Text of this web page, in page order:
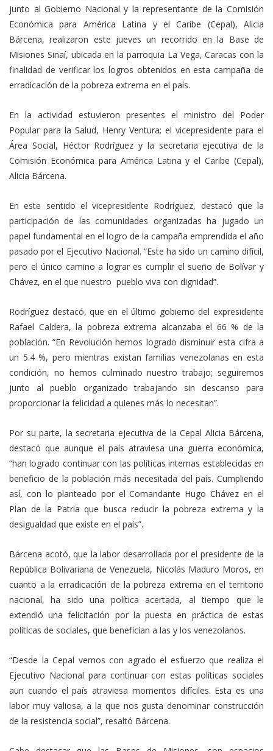
junto al Gobierno Nacional y la representante de la Comisión
Económica para América Latina y el Caribe (Cepal), Alicia
Bárcena, realizaron este jueves un recorrido en la Base de
Misiones Sinaí, ubicada en la parroquia La Vega, Caracas con la
finalidad de verificar los logros obtenidos en esta campaña de
erradicación de la pobreza extrema en el país.
En la actividad estuvieron presentes el ministro del Poder
Popular para la Salud, Henry Ventura; el vicepresidente para el
Área Social, Héctor Rodríguez y la secretaria ejecutiva de la
Comisión Económica para América Latina y el Caribe (Cepal),
Alicia Bárcena.
En este sentido el vicepresidente Rodríguez, destacó que la
participación de las comunidades organizadas ha jugado un
papel fundamental en el logro de la campaña emprendida el año
pasado por el Ejecutivo Nacional. “Este ha sido un camino difícil,
pero el único camino a lograr es cumplir el sueño de Bolívar y
Chávez, en el que nuestro pueblo viva con dignidad”.
Rodríguez destacó, que en el último gobierno del expresidente
Rafael Caldera, la pobreza extrema alcanzaba el 66 % de la
población. “En Revolución hemos logrado disminuir esta cifra a
un 5.4 %, pero mientras existan familias venezolanas en esta
condición, no hemos culminado nuestro trabajo; seguiremos
junto al pueblo organizado trabajando sin descanso para
proporcionar la felicidad a quienes más lo necesitan”.
Por su parte, la secretaria ejecutiva de la Cepal Alicia Bárcena,
destacó que aunque el país atraviesa una guerra económica,
“han logrado continuar con las políticas internas establecidas en
beneficio de la población más necesitada del país. Cumpliendo
así, con lo planteado por el Comandante Hugo Chávez en el
Plan de la Patria que busca reducir la pobreza extrema y la
desigualdad que existe en el país”.
Bárcena acotó, que la labor desarrollada por el presidente de la
República Bolivariana de Venezuela, Nicolás Maduro Moros, en
cuanto a la erradicación de la pobreza extrema en el territorio
nacional, ha sido una política acertada, al tiempo que le
extendió una felicitación por la puesta en práctica de estas
políticas de sociales, que benefician a las y los venezolanos.
“Desde la Cepal vemos con agrado el esfuerzo que realiza el
Ejecutivo Nacional para continuar con estas políticas sociales
aun cuando el país atraviesa momentos difíciles. Esta es una
labor muy valiosa, a la que nos gusta denominar construcción
de la resistencia social”, resaltó Bárcena.